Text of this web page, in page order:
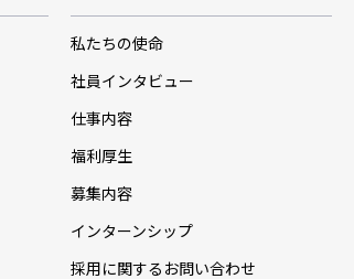
私たちの使命
社員インタビュー
仕事内容
福利厚生
募集内容
インターンシップ
採用に関するお問い合わせ